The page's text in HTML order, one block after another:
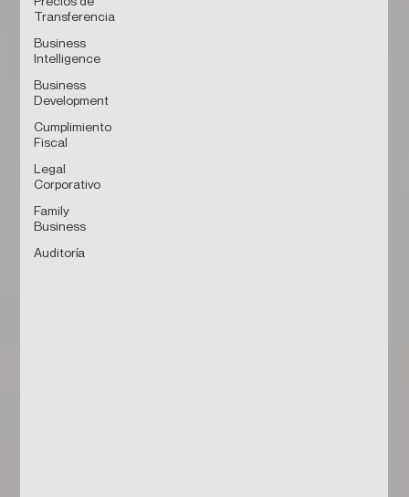
Transferencia
Business
Intelligence
Business
Development
Cumplimiento
Fiscal
Legal
Corporativo
Family
Business
Auditoría